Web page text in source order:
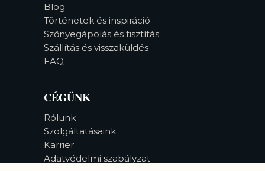
Blog
Történetek és inspiráció
Szőnyegápolás és tisztítás
Szállítás és visszaküldés
FAQ
CÉGÜNK
Rólunk
Szolgáltatásaink
Karrier
Adatvédelmi szabályzat